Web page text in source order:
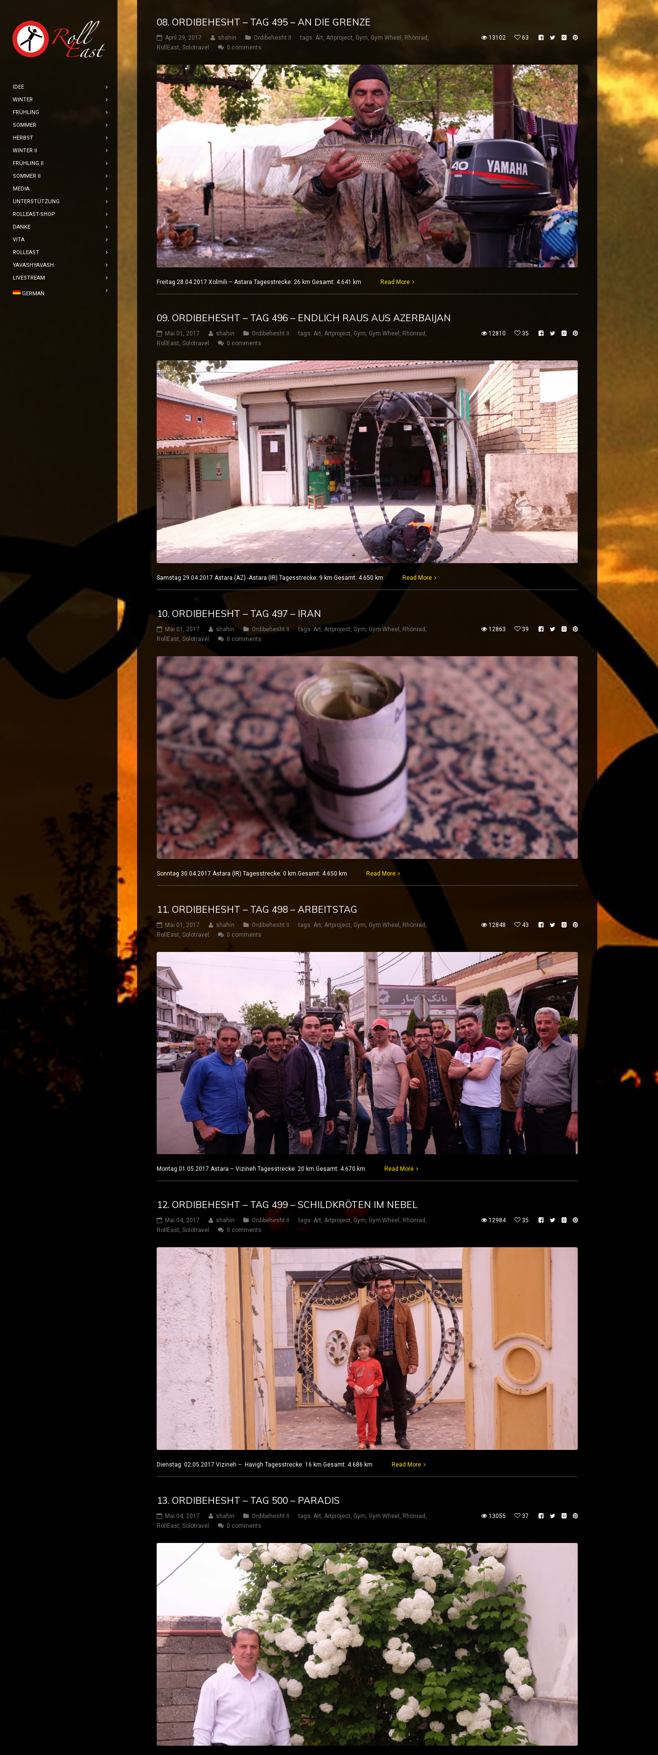
IDEE
WINTER
FRÜHLING
SOMMER
HERBST
WINTER II
FRÜHLING II
SOMMER II
MEDIA
UNTERSTÜTZUNG
ROLLEAST-SHOP
DANKE
VITA
ROLLEAST
YAVASHYAVASH
LIVESTREAM
GERMAN
08. ORDIBEHESHT – TAG 495 – AN DIE GRENZE
April 29, 2017 shahin Ordibehesht II tags: Art, Artproject, Gym, Gym Wheel , Rhönrad ,
RollEast, Solotravel 0 comments
13102 63
Freitag 28.04.2017 Xolmili – Astara Tagesstrecke: 26 km Gesamt: 4.641 km Read More
09. ORDIBEHESHT – TAG 496 – ENDLICH RAUS AUS AZERBAIJAN
Mai 01, 2017 shahin Ordibehesht II tags: Art, Artproject, Gym, Gym Wheel , Rhönrad ,
RollEast, Solotravel 0 comments
12810 35
Samstag 29.04.2017 Astara (AZ) -Astara (IR) Tagesstrecke: 9 km Gesamt: 4.650 km Read More
10. ORDIBEHESHT – TAG 497 – IRAN
Mai 01, 2017 shahin Ordibehesht II tags: Art Artproject Gym Gym Wheel Rhönrad
RollEast Solotravel 0 comments
12863 39
Sonntag 30.04.2017 Astara (IR) Tagesstrecke: 0 km Gesamt: 4.650 km Read More
11. ORDIBEHESHT – TAG 498 – ARBEITSTAG
Mai 01, 2017 shahin Ordibehesht II tags: Art Artproject Gym Gym Wheel Rhönrad
RollEast Solotravel 0 comments
12848 43
Montag 01.05.2017 Astara – Vizineh Tagesstrecke: 20 km Gesamt: 4.670 km Read More
12. ORDIBEHESHT – TAG 499 – SCHILDKRÖTEN IM NEBEL
Mai 04, 2017 shahin Ordibehesht II tags: Art, Artproject, Gym, Gym Wheel , Rhönrad ,
RollEast, Solotravel 0 comments
12984 35
Dienstag 02.05.2017 Vizineh – Havigh Tagesstrecke: 16 km Gesamt: 4.686 km Read More
13. ORDIBEHESHT – TAG 500 – PARADIS
Mai 04, 2017 shahin Ordibehesht II tags: Art, Artproject, Gym, Gym Wheel , Rhönrad ,
RollEast, Solotravel 0 comments
13055 37